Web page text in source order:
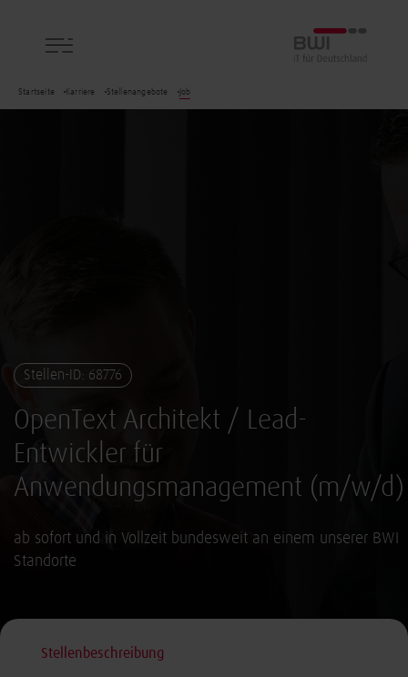
BWI GmbH
Startseite Karriere Stellenangebote Job
Stellen-ID: 68776
OpenText Architekt / Lead-
Entwickler für
Anwendungsmanagement (m/w/d)
ab sofort und in Vollzeit bundesweit an einem unserer BWI
Standorte
Stellenbeschreibung